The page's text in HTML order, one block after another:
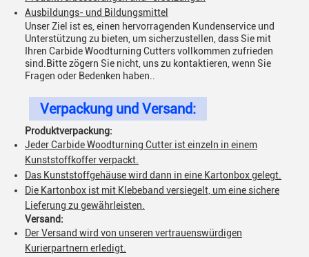
Ausbildungs- und Bildungsmittel
Unser Ziel ist es, einen hervorragenden Kundenservice und
Unterstützung zu bieten, um sicherzustellen, dass Sie mit
Ihren Carbide Woodturning Cutters vollkommen zufrieden
sind.Bitte zögern Sie nicht, uns zu kontaktieren, wenn Sie
Fragen oder Bedenken haben..
Verpackung und Versand:
Produktverpackung:
Jeder Carbide Woodturning Cutter ist einzeln in einem
Kunststoffkoffer verpackt.
Das Kunststoffgehäuse wird dann in eine Kartonbox gelegt.
Die Kartonbox ist mit Klebeband versiegelt, um eine sichere
Lieferung zu gewährleisten.
Versand:
Der Versand wird von unseren vertrauenswürdigen
Kurierpartnern erledigt.